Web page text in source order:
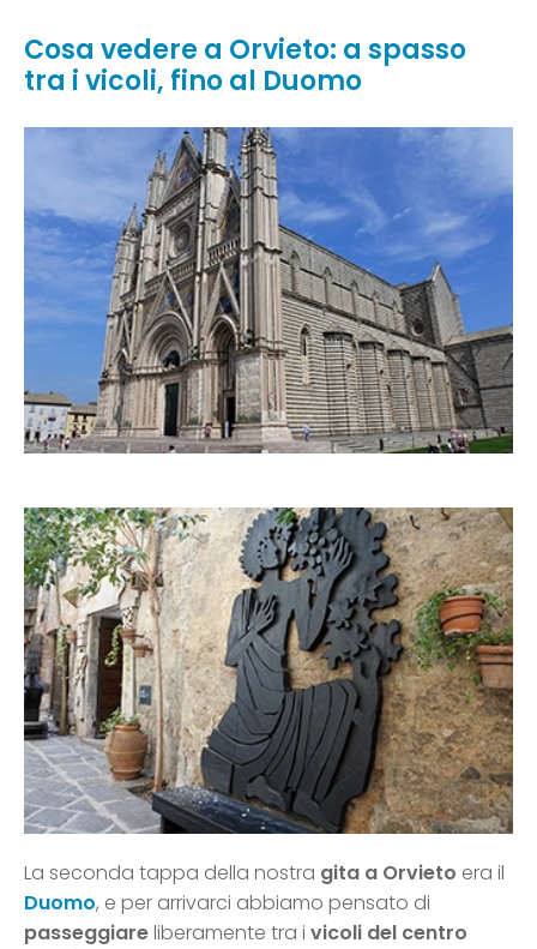
Cosa vedere a Orvieto: a spasso
tra i vicoli, fino al Duomo
La seconda tappa della nostra gita a Orvieto era il
Duomo, e per arrivarci abbiamo pensato di
passeggiareliberamente tra i vicoli del centro